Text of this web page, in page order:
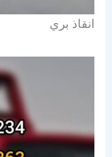
انقاذ بري